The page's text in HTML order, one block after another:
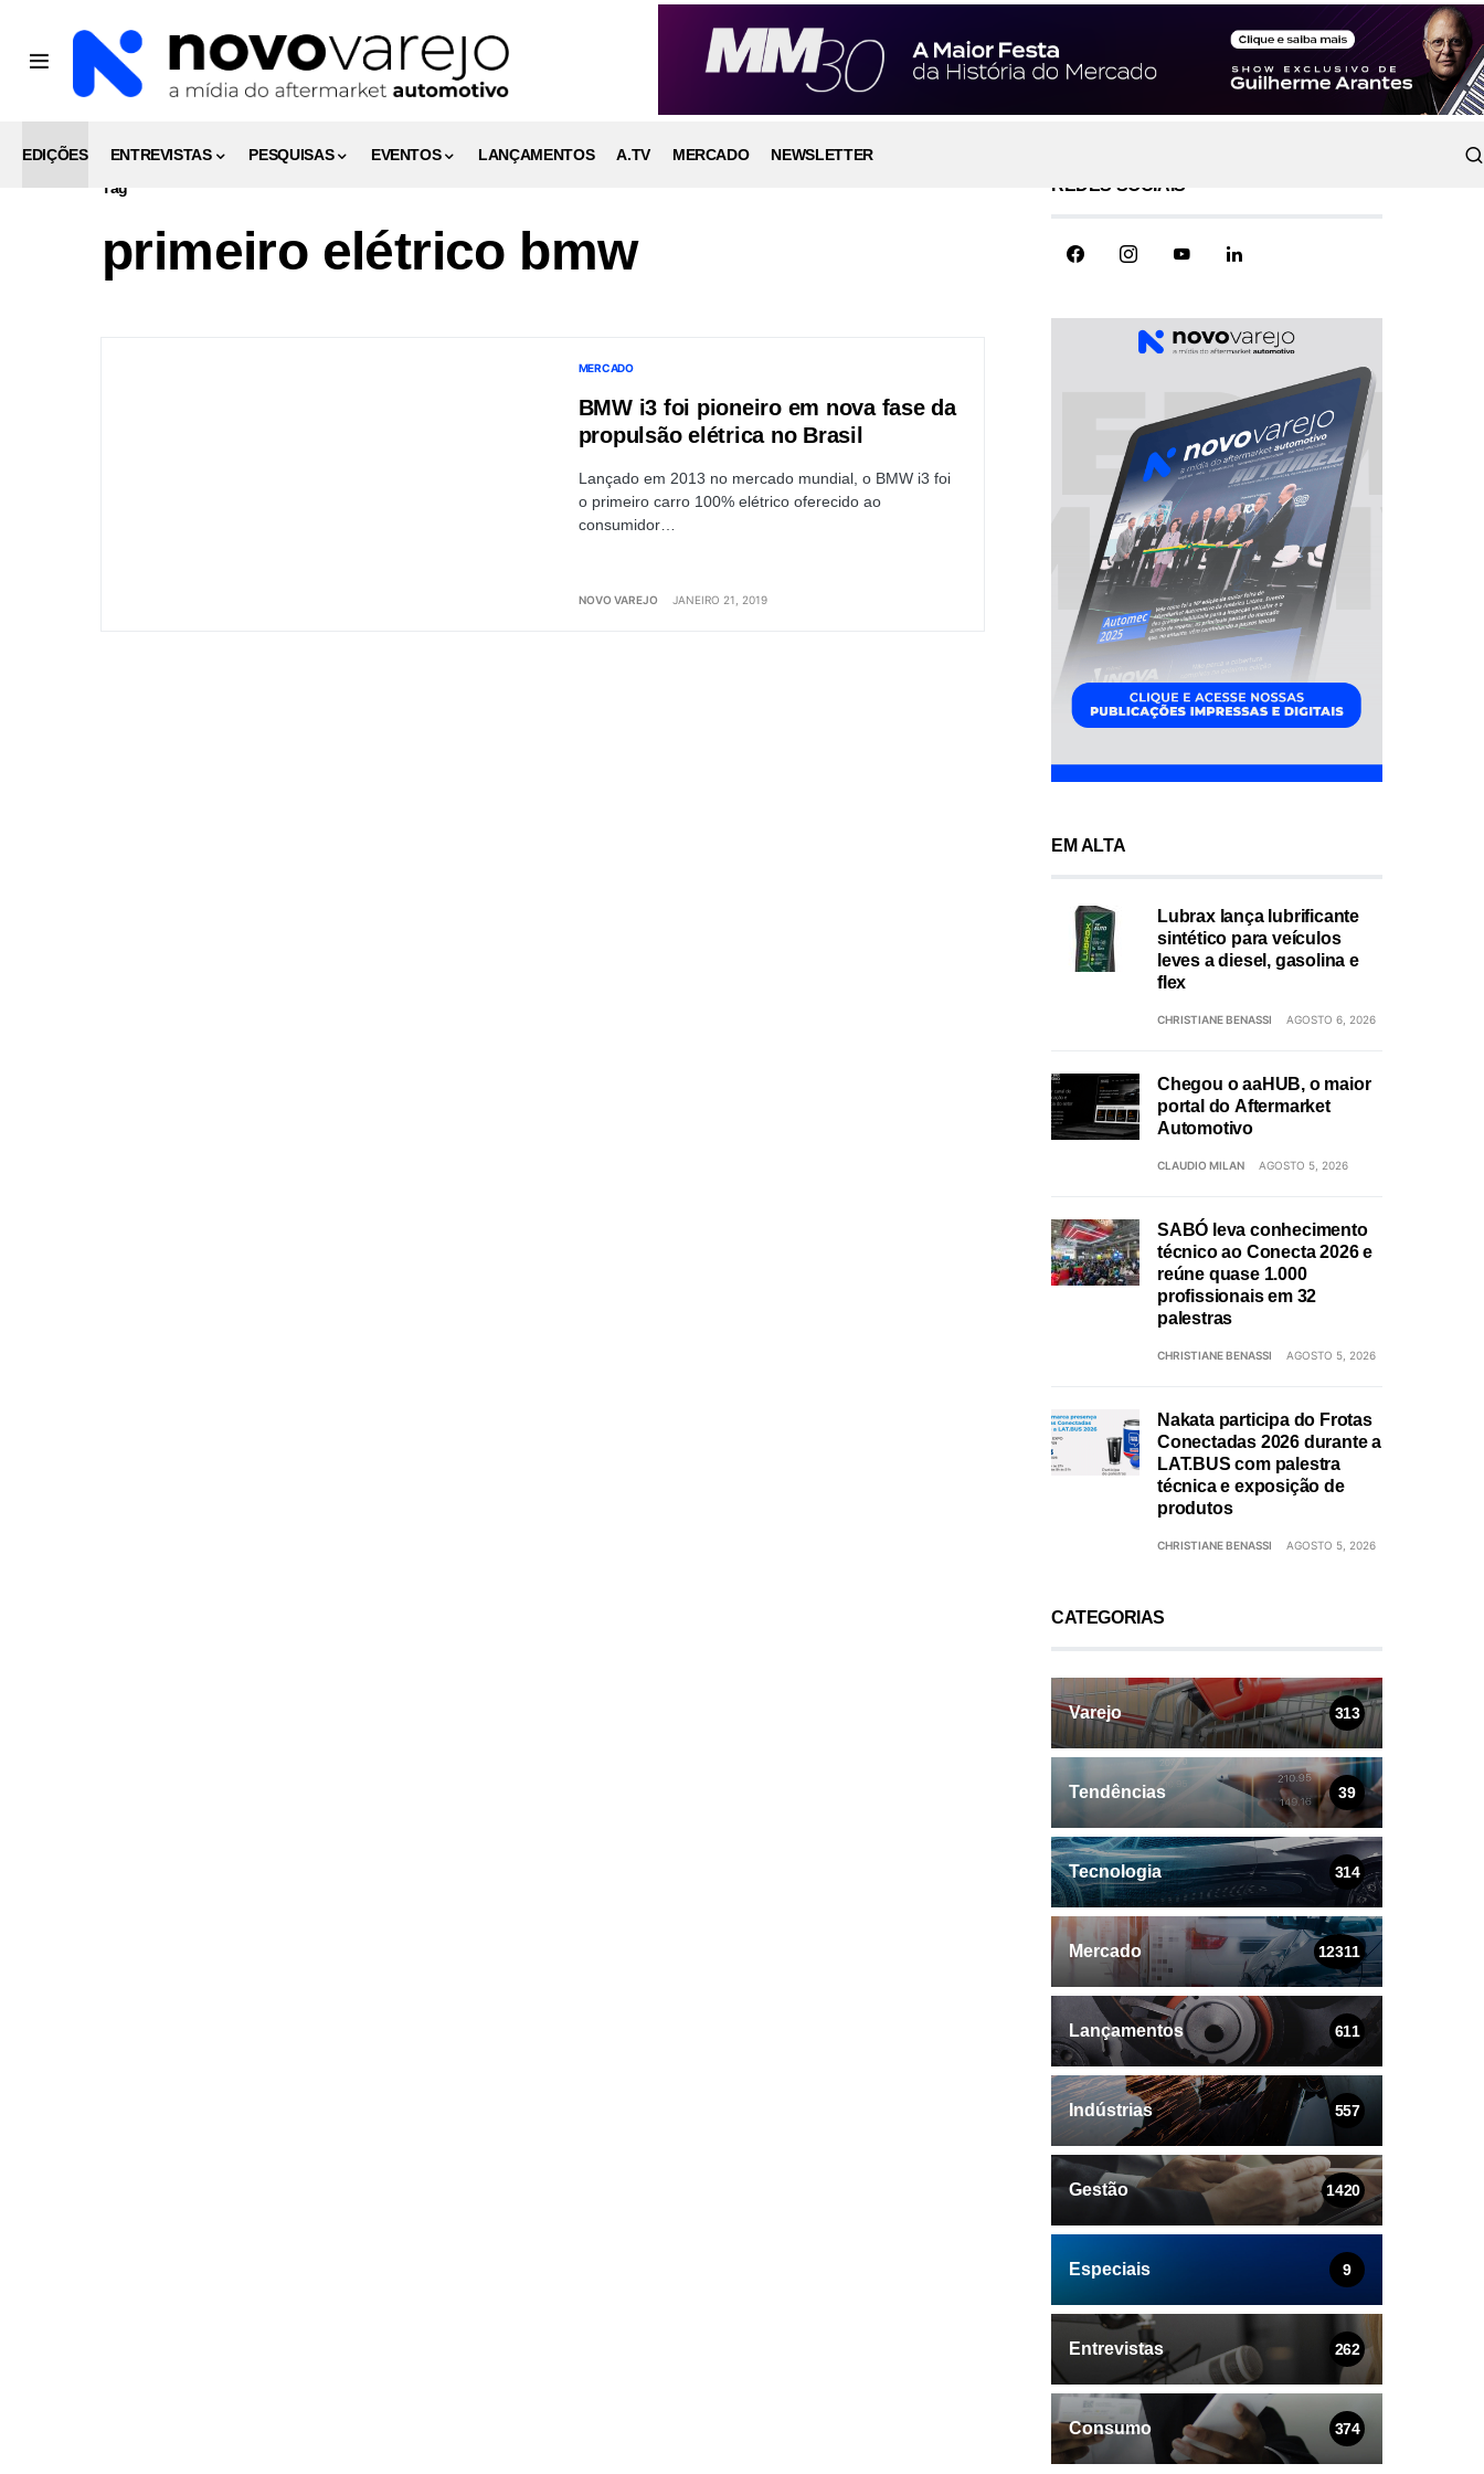
EDIÇÕES ENTREVISTAS PESQUISAS EVENTOS LANÇAMENTOS A.TV MERCADO
NEWSLETTER
Tag
primeiro elétrico bmw
MERCADO
BMW i3 foi pioneiro em nova fase da
propulsão elétrica no Brasil
Lançado em 2013 no mercado mundial, o BMW i3 foi
o primeiro carro 100% elétrico oferecido ao
consumidor…
NOVO VAREJO JANEIRO 21, 2019
REDES SOCIAIS
EM ALTA
Lubrax lança lubrificante
sintético para veículos
leves a diesel, gasolina e
flex
CHRISTIANE BENASSI AGOSTO 6, 2026
Chegou o aaHUB, o maior
portal do Aftermarket
Automotivo
CLAUDIO MILAN AGOSTO 5, 2026
SABÓ leva conhecimento
técnico ao Conecta 2026 e
reúne quase 1.000
profissionais em 32
palestras
CHRISTIANE BENASSI AGOSTO 5, 2026
Nakata participa do Frotas
Conectadas 2026 durante a
LAT.BUS com palestra
técnica e exposição de
produtos
CHRISTIANE BENASSI AGOSTO 5, 2026
CATEGORIAS
Varejo 313
Tendências 39
Tecnologia 314
Mercado 12311
Lançamentos 611
Indústrias 557
Gestão 1420
Especiais 9
Entrevistas 262
Consumo 374